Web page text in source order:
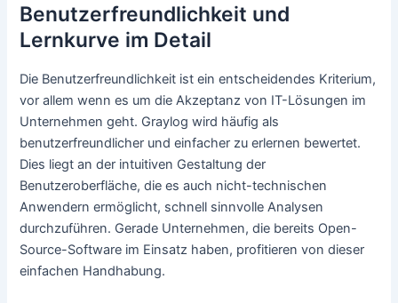
Benutzerfreundlichkeit und
Lernkurve im Detail
Die Benutzerfreundlichkeit ist ein entscheidendes Kriterium,
vor allem wenn es um die Akzeptanz von IT-Lösungen im
Unternehmen geht. Graylog wird häufig als
benutzerfreundlicher und einfacher zu erlernen bewertet.
Dies liegt an der intuitiven Gestaltung der
Benutzeroberfläche, die es auch nicht-technischen
Anwendern ermöglicht, schnell sinnvolle Analysen
durchzuführen. Gerade Unternehmen, die bereits Open-
Source-Software im Einsatz haben, profitieren von dieser
einfachen Handhabung.